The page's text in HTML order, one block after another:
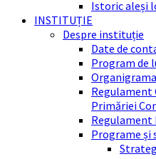
Istoric aleși
INSTITUȚIE
Despre instituție
Date de
Program de
Regulament
Primăriei
Regulament
Programe